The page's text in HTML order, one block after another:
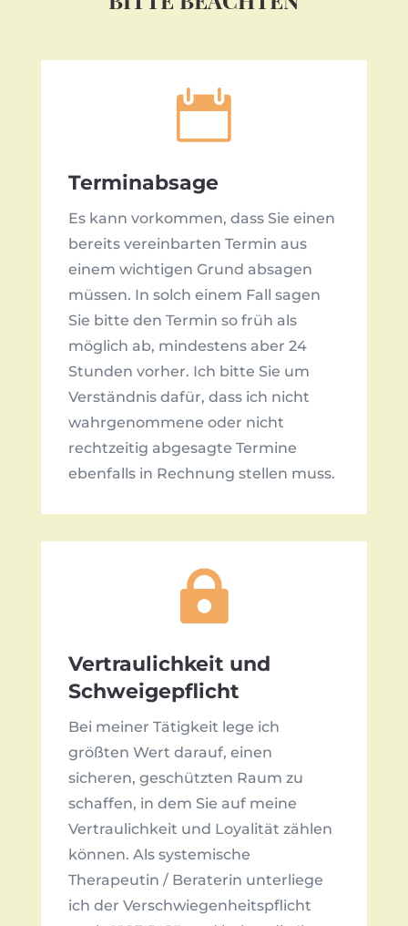

Terminabsage
Es kann vorkommen, dass Sie einen
bereits vereinbarten Termin aus
einem wichtigen Grund absagen
müssen. In solch einem Fall sagen
Sie bitte den Termin so früh als
möglich ab, mindestens aber 24
Stunden vorher. Ich bitte Sie um
Verständnis dafür, dass ich nicht
wahrgenommene oder nicht
rechtzeitig abgesagte Termine
ebenfalls in Rechnung stellen muss.

Vertraulichkeit und
Schweigepflicht
Bei meiner Tätigkeit lege ich
größten Wert darauf, einen
sicheren, geschützten Raum zu
schaffen, in dem Sie auf meine
Vertraulichkeit und Loyalität zählen
können. Als systemische
Therapeutin / Beraterin unterliege
ich der Verschwiegenheitspflicht